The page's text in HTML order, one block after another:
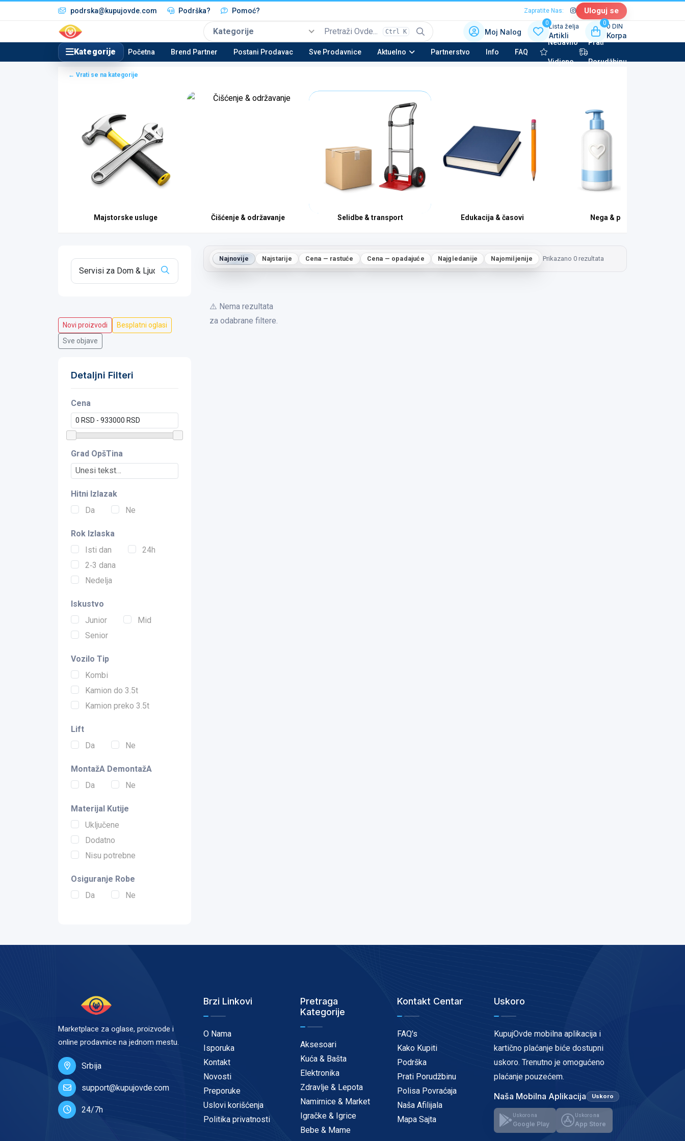
podrska@kupujovde.com Podrška? Pomoć? Zapratite Nas: Uloguj se
Kategorije
Top kategorije Izaberi kategoriju sa slikama
Nekretnine
13 potkategorija 23 potkategorija
Ctrl K Moj Nalog
0Lista želja
Artikli
00 DIN
Korpa
Kategorije Početna Brend Partner Postani Prodavac Sve Prodavnice Aktuelno Partnerstvo Info FAQ
Nedavno
Vidjeno
Prati
Porudžbinu
← Vrati se na kategorije
Majstorske usluge Čišćenje & održavanje Selidbe & transport Edukacija & časovi Nega & pomoć
Novi proizvodi
Besplatni oglasi
Sve objave
Detaljni Filteri
Cena
Grad OpšTina
Hitni Izlazak
Da
Ne
Rok Izlaska
Isti dan
24h
2‑3 dana
Nedelja
Iskustvo
Junior
Mid
Senior
Vozilo Tip
Kombi
Kamion do 3.5t
Kamion preko 3.5t
Lift
Da
Ne
MontažA DemontažA
Da
Ne
Materijal Kutije
Uključene
Dodatno
Nisu potrebne
Osiguranje Robe
Da
Ne
Najnovije Najstarije Cena — rastuće Cena — opadajuće Najgledanije Najomiljenije Prikazano 0 rezultata
⚠️ Nema rezultata
za odabrane filtere.
Marketplace za oglase, proizvode i
online prodavnice na jednom mestu.
Srbija
support@kupujovde.com
24/7h
Brzi Linkovi
O Nama
Isporuka
Kontakt
Novosti
Preporuke
Uslovi korišćenja
Politika privatnosti
Pretraga
Kategorije
Aksesoari
Kuća & Bašta
Elektronika
Zdravlje & Lepota
Namirnice & Market
Igračke & Igrice
Bebe & Mame
Kontakt Centar
FAQ's
Kako Kupiti
Podrška
Prati Porudžbinu
Polisa Povraćaja
Naša Afilijala
Mapa Sajta
Uskoro
KupujOvde mobilna aplikacija i
kartično plaćanje biće dostupni
uskoro. Trenutno je omogućeno
plaćanje pouzećem.
Naša Mobilna Aplikacija Uskoro
Uskoro na
Google Play
Uskoro na
App Store